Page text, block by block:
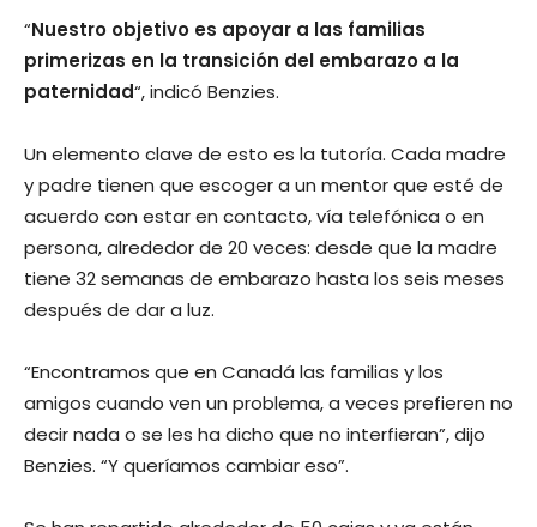
“Nuestro objetivo es apoyar a las familias
primerizas en la transición del embarazo a la
paternidad“, indicó Benzies.
Un elemento clave de esto es la tutoría. Cada madre
y padre tienen que escoger a un mentor que esté de
acuerdo con estar en contacto, vía telefónica o en
persona, alrededor de 20 veces: desde que la madre
tiene 32 semanas de embarazo hasta los seis meses
después de dar a luz.
“Encontramos que en Canadá las familias y los
amigos cuando ven un problema, a veces prefieren no
decir nada o se les ha dicho que no interfieran”, dijo
Benzies. “Y queríamos cambiar eso”.